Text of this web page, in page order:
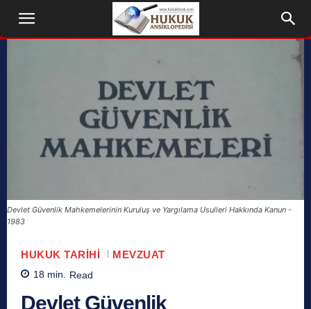
Devlet Güvenlik Mahkemelerinin Kuruluş ve Yargılama Usulleri Hakkında Kanun -
1983
HUKUK TARIHI MEVZUAT
18 min. Read
Devlet Güvenlik